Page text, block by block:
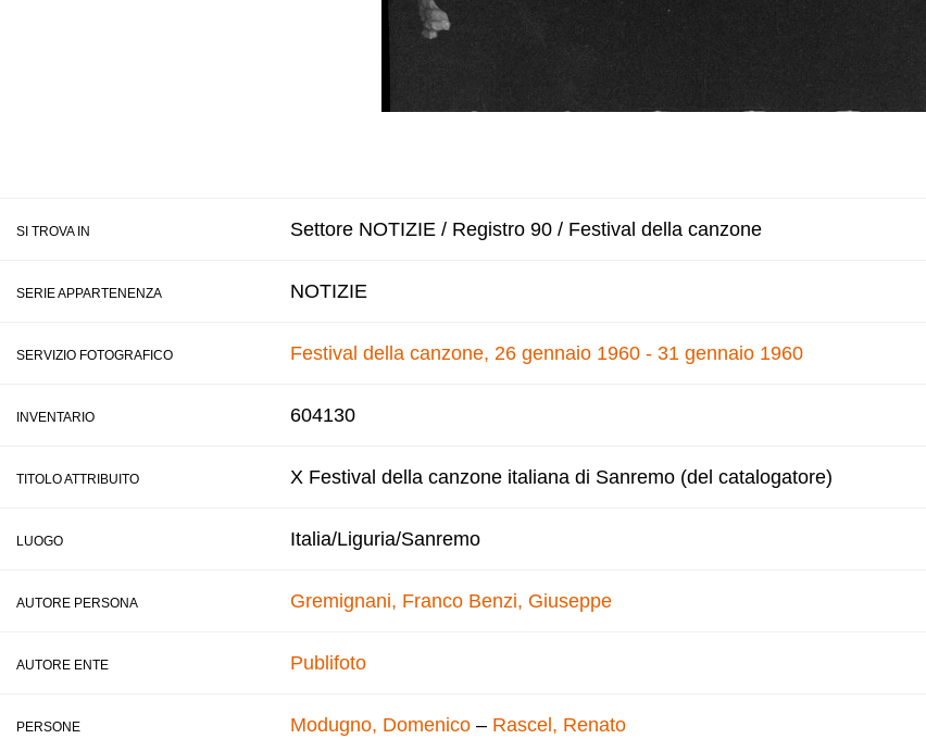
SI TROVA IN Settore NOTIZIE / Registro 90 / Festival della canzone
SERIE APPARTENENZA NOTIZIE
SERVIZIO FOTOGRAFICO Festival della canzone, 26 gennaio 1960 - 31 gennaio 1960
INVENTARIO 604130
TITOLO ATTRIBUITO X Festival della canzone italiana di Sanremo (del catalogatore)
LUOGO Italia/Liguria/Sanremo
AUTORE PERSONA Gremignani, Franco Benzi, Giuseppe
AUTORE ENTE Publifoto
PERSONE Modugno, Domenico – Rascel, Renato